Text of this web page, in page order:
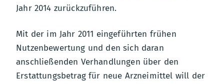
Jahr 2014 zurückzuführen.
Mit der im Jahr 2011 eingeführten frühen
Nutzenbewertung und den sich daran
anschließenden Verhandlungen über den
Erstattungsbetrag für neue Arzneimittel will der